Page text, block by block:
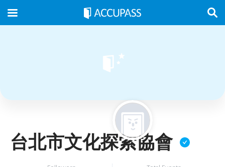
台北市文化探索協會